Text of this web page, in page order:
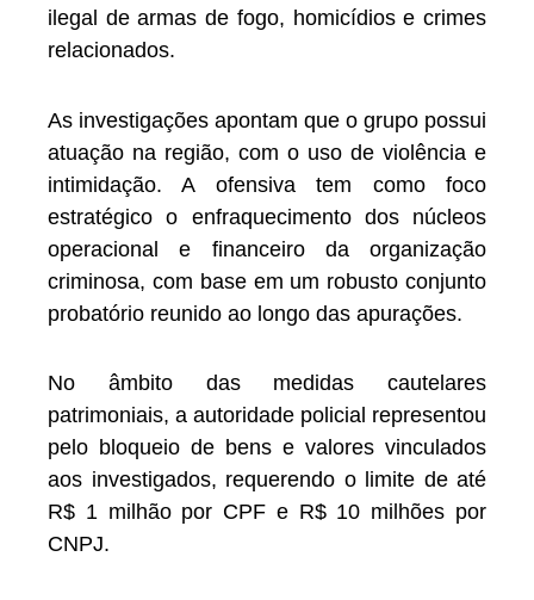
ilegal de armas de fogo, homicídios e crimes
relacionados.
As investigações apontam que o grupo possui
atuação na região, com o uso de violência e
intimidação. A ofensiva tem como foco
estratégico o enfraquecimento dos núcleos
operacional e financeiro da organização
criminosa, com base em um robusto conjunto
probatório reunido ao longo das apurações.
No âmbito das medidas cautelares
patrimoniais, a autoridade policial representou
pelo bloqueio de bens e valores vinculados
aos investigados, requerendo o limite de até
R$ 1 milhão por CPF e R$ 10 milhões por
CNPJ.